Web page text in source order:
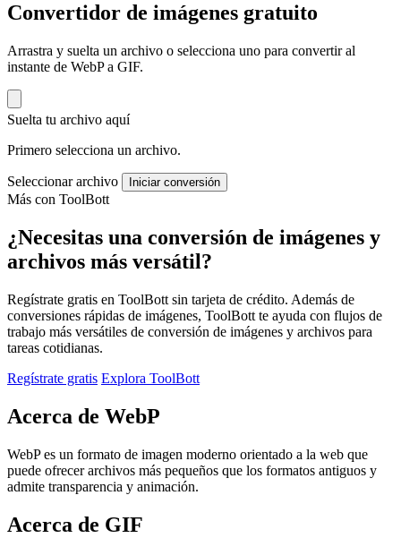
Convertidor de imágenes gratuito
Arrastra y suelta un archivo o selecciona uno para convertir al
instante de WebP a GIF.
Suelta tu archivo aquí
Primero selecciona un archivo.
Seleccionar archivo Iniciar conversión
Más con ToolBott
¿Necesitas una conversión de imágenes y
archivos más versátil?
Regístrate gratis en ToolBott sin tarjeta de crédito. Además de
conversiones rápidas de imágenes, ToolBott te ayuda con flujos de
trabajo más versátiles de conversión de imágenes y archivos para
tareas cotidianas.
Regístrate gratis Explora ToolBott
Acerca de WebP
WebP es un formato de imagen moderno orientado a la web que
puede ofrecer archivos más pequeños que los formatos antiguos y
admite transparencia y animación.
Acerca de GIF